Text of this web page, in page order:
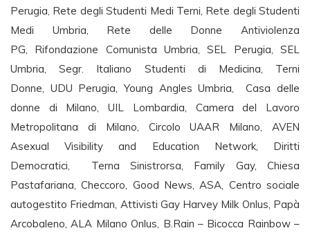
Perugia, Rete degli Studenti Medi Terni, Rete degli Studenti
Medi Umbria, Rete delle Donne Antiviolenza
PG, Rifondazione Comunista Umbria, SEL Perugia, SEL
Umbria, Segr. Italiano Studenti di Medicina, Terni
Donne, UDU Perugia, Young Angles Umbria, Casa delle
donne di Milano, UIL Lombardia, Camera del Lavoro
Metropolitana di Milano, Circolo UAAR Milano, AVEN
Asexual Visibility and Education Network, Diritti
Democratici, Terna Sinistrorsa, Family Gay, Chiesa
Pastafariana, Checcoro, Good News, ASA, Centro sociale
autogestito Friedman, Attivisti Gay Harvey Milk Onlus, Papà
Arcobaleno, ALA Milano Onlus, B.Rain – Bicocca Rainbow –